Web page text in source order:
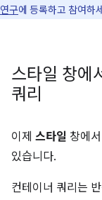
연구에 등록하고 참여하
스타일 창에
쿼리
이제 스타일 창에서
있습니다.
컨테이너 쿼리는